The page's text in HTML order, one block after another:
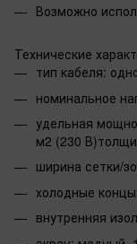
Возможно
Технические
тип кабеля:
номинальное
удельная
м2 (230
ширина сетки/
холодные
внутренняя